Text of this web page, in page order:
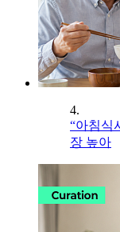
4.
“아침식
장 높아